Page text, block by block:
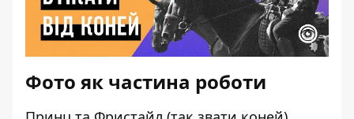
Фото як частина роботи